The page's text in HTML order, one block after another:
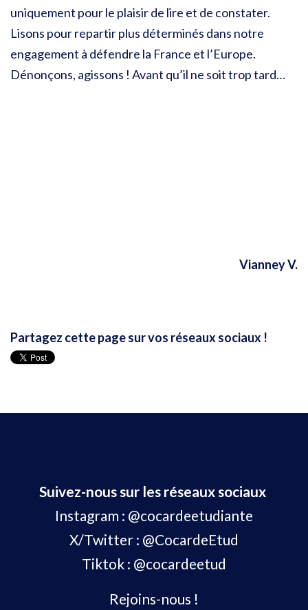
uniquement pour le plaisir de lire et de constater.
Lisons pour repartir plus déterminés dans notre
engagement à défendre la France et l’Europe.
Dénonçons, agissons ! Avant qu’il ne soit trop tard…
Vianney V.
Partagez cette page sur vos réseaux sociaux !
Suivez-nous sur les réseaux sociaux
Instagram : @cocardeetudiante
X/Twitter : @CocardeEtud
Tiktok : @cocardeetud
Rejoins-nous !